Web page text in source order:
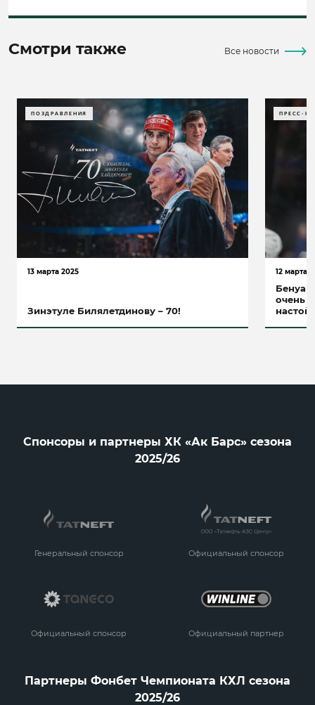
Смотри также Все новости
ПОЗДРАВЛЕНИЯ
13 марта 2025
Зинэтуле Билялетдинову – 70!
ПРЕСС-
12 марта
Бенуа
очень
Спонсоры и партнеры ХК «Ак Барс» сезона
2025/26
Генеральный спонсор Официальный спонсор
Официальный спонсор Официальный партнер
Партнеры Фонбет Чемпионата КХЛ сезона
2025/26